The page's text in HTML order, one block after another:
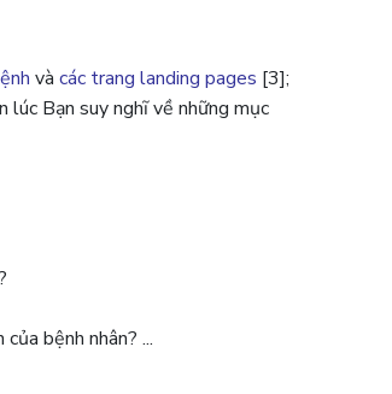
và các trang landing pages [3];
lúc Bạn suy nghĩ về những mục
bệnh nhân? ...